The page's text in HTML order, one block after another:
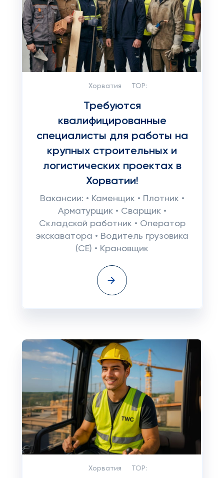
Хорватия TOP:
Требуются
квалифицированные
специалисты для работы на
крупных строительных и
логистических проектах в
Хорватии!
Вакансии: • Каменщик • Плотник •
Арматурщик • Сварщик •
Складской работник • Оператор
экскаватора • Водитель грузовика
(CE) • Крановщик
Хорватия TOP: